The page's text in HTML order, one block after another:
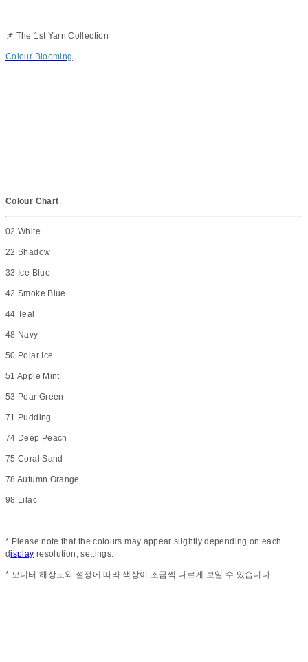
📌 The 1st Yarn Collection
Colour Blooming
Colour Chart
02 White
22 Shadow
33 Ice Blue
42 Smoke Blue
44 Teal
48 Navy
50 Polar Ice
51 Apple Mint
53 Pear Green
71 Pudding
74 Deep Peach
75 Coral Sand
78 Autumn Orange
98 Lilac
* Please note that the colours may appear slightly depending on each
display resolution, settings.
* 모니터 해상도와 설정에 따라 색상이 조금씩 다르게 보일 수 있습니다.